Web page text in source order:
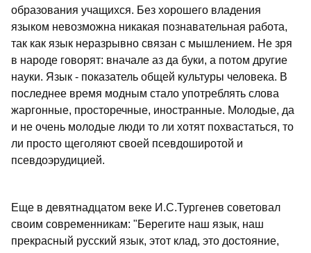
образования учащихся. Без хорошего владения
языком невозможна никакая познавательная работа,
так как язык неразрывно связан с мышлением. Не зря
в народе говорят: вначале аз да буки, а потом другие
науки. Язык - показатель общей культуры человека. В
последнее время модным стало употреблять слова
жаргонные, просторечные, иностранные. Молодые, да
и не очень молодые люди то ли хотят похвастаться, то
ли просто щеголяют своей псевдоширотой и
псевдоэрудицией.
Еще в девятнадцатом веке И.С.Тургенев советовал
своим современникам: "Берегите наш язык, наш
прекрасный русский язык, этот клад, это достояние,